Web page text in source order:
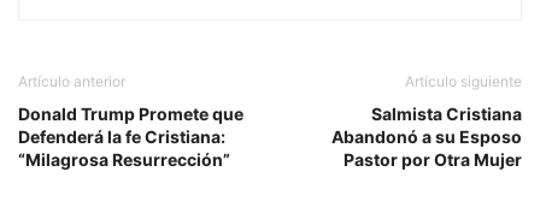
Artículo anterior
Donald Trump Promete que
Defenderá la fe Cristiana:
“Milagrosa Resurrección”
Artículo siguiente
Salmista Cristiana
Abandonó a su Esposo
Pastor por Otra Mujer